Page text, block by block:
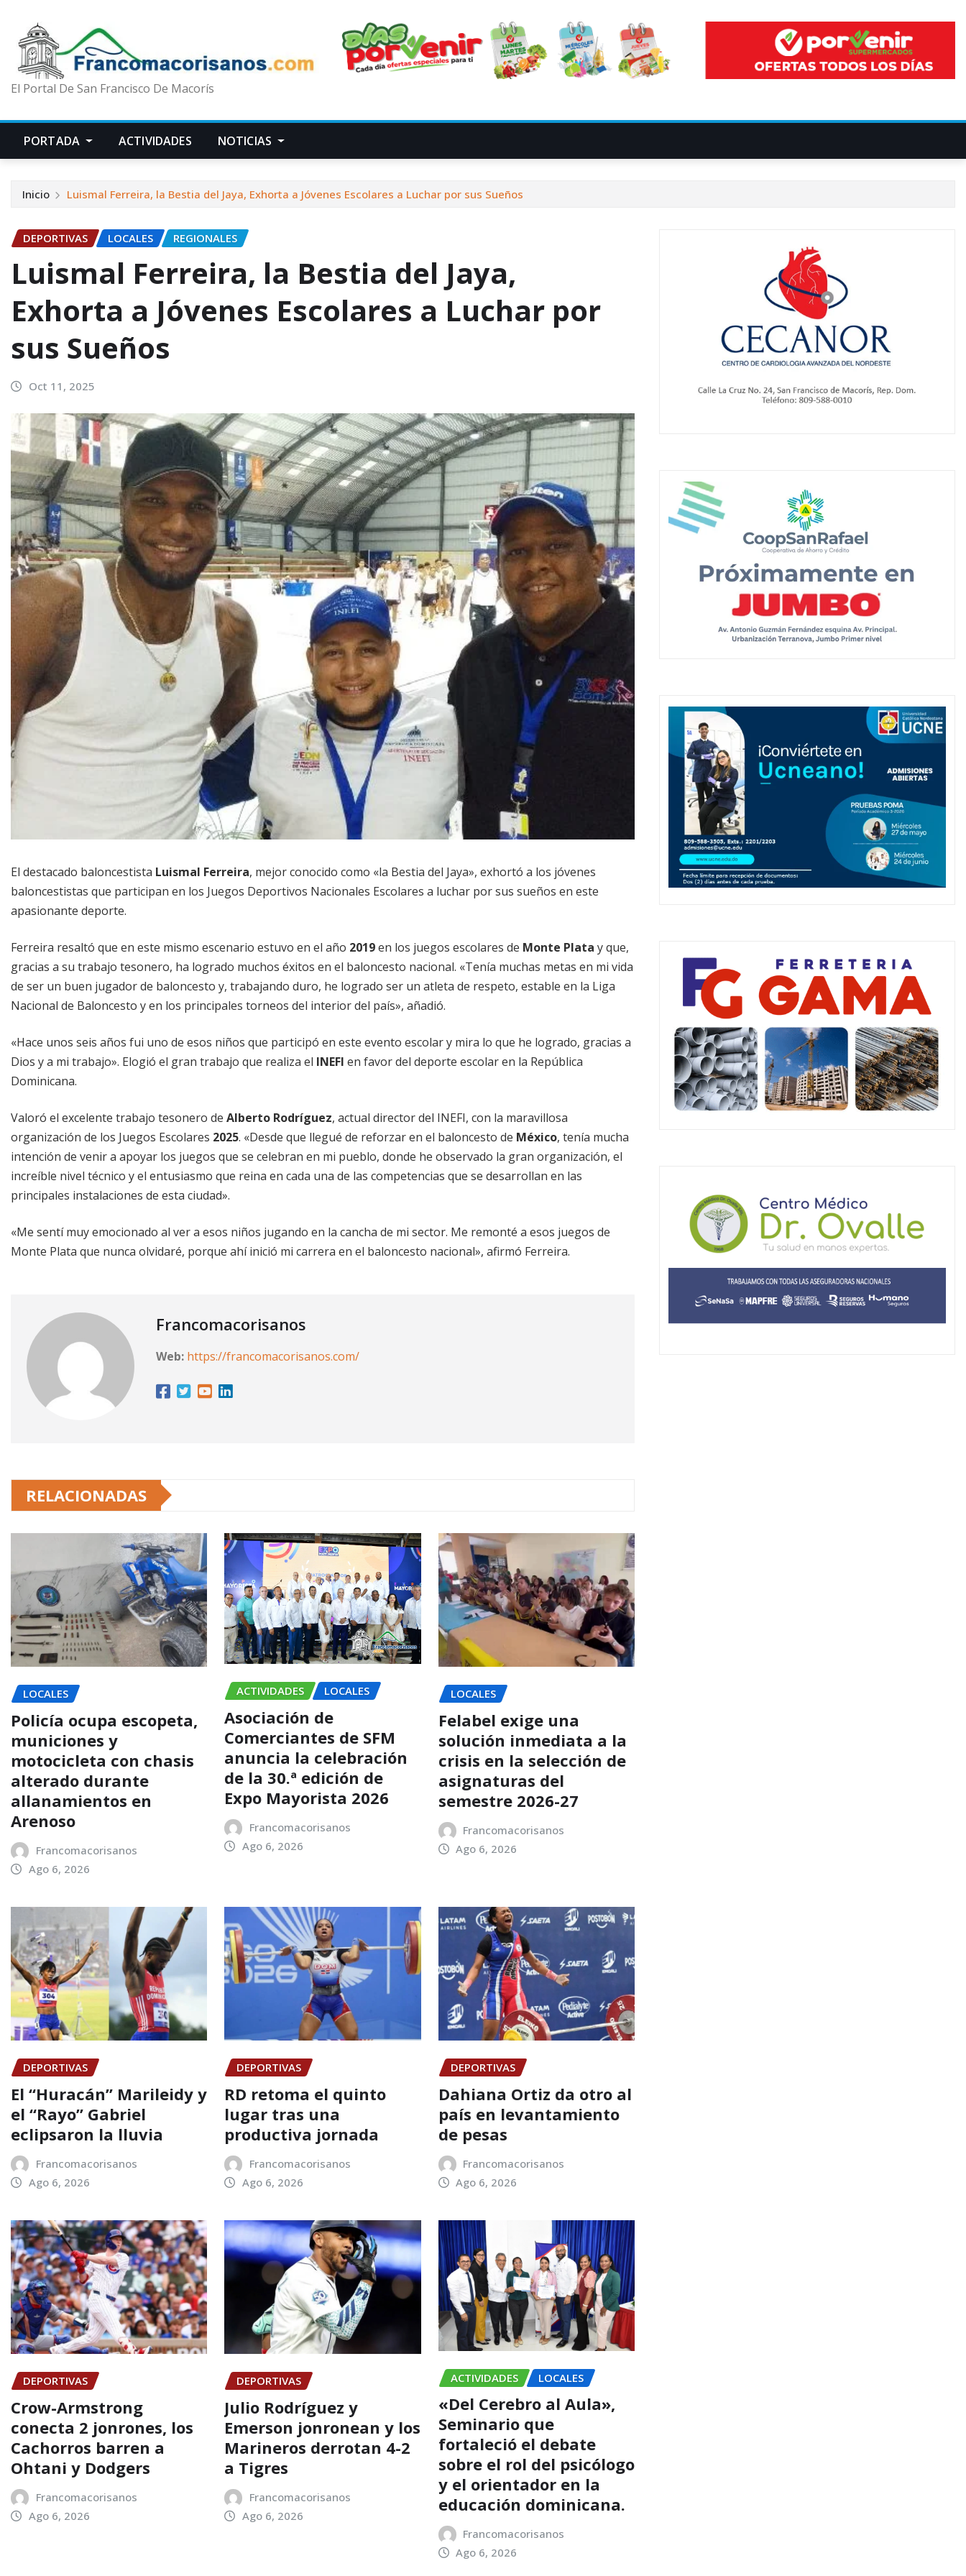
El Portal De San Francisco De Macorís
PORTADA ACTIVIDADES NOTICIAS
Inicio Luismal Ferreira, la Bestia del Jaya, Exhorta a Jóvenes Escolares a Luchar por sus Sueños
DEPORTIVAS LOCALES REGIONALES
Luismal Ferreira, la Bestia del Jaya,
Exhorta a Jóvenes Escolares a Luchar por
sus Sueños
Oct 11, 2025
El destacado baloncestista Luismal Ferreira, mejor conocido como «la Bestia del Jaya», exhortó a los jóvenes
baloncestistas que participan en los Juegos Deportivos Nacionales Escolares a luchar por sus sueños en este
apasionante deporte.
Ferreira resaltó que en este mismo escenario estuvo en el año 2019en los juegos escolares de Monte Plata y que,
gracias a su trabajo tesonero, ha logrado muchos éxitos en el baloncesto nacional. «Tenía muchas metas en mi vida
de ser un buen jugador de baloncesto y, trabajando duro, he logrado ser un atleta de respeto, estable en la Liga
Nacional de Baloncesto y en los principales torneos del interior del país», añadió.
«Hace unos seis años fui uno de esos niños que participó en este evento escolar y mira lo que he logrado, gracias a
Dios y a mi trabajo». Elogió el gran trabajo que realiza el INEFI en favor del deporte escolar en la República
Dominicana.
Valoró el excelente trabajo tesonero de Alberto Rodríguez, actual director del INEFI, con la maravillosa
organización de los Juegos Escolares 2025. «Desde que llegué de reforzar en el baloncesto de México, tenía mucha
intención de venir a apoyar los juegos que se celebran en mi pueblo, donde he observado la gran organización, el
increíble nivel técnico y el entusiasmo que reina en cada una de las competencias que se desarrollan en las
principales instalaciones de esta ciudad».
«Me sentí muy emocionado al ver a esos niños jugando en la cancha de mi sector. Me remonté a esos juegos de
Monte Plata que nunca olvidaré, porque ahí inició mi carrera en el baloncesto nacional», afirmó Ferreira.
Francomacorisanos
Web: https://francomacorisanos.com/
RELACIONADAS
LOCALES
Policía ocupa escopeta,
municiones y
motocicleta con chasis
alterado durante
allanamientos en
Arenoso
Francomacorisanos
Ago 6, 2026
ACTIVIDADES LOCALES
Asociación de
Comerciantes de SFM
anuncia la celebración
de la 30.ª edición de
Expo Mayorista 2026
Francomacorisanos
Ago 6, 2026
LOCALES
Felabel exige una
solución inmediata a la
crisis en la selección de
asignaturas del
semestre 2026-27
Francomacorisanos
Ago 6, 2026
DEPORTIVAS
El “Huracán” Marileidy y
el “Rayo” Gabriel
eclipsaron la lluvia
Francomacorisanos
Ago 6, 2026
DEPORTIVAS
RD retoma el quinto
lugar tras una
productiva jornada
Francomacorisanos
Ago 6, 2026
DEPORTIVAS
Dahiana Ortiz da otro al
país en levantamiento
de pesas
Francomacorisanos
Ago 6, 2026
DEPORTIVAS
Crow-Armstrong
conecta 2 jonrones, los
Cachorros barren a
Ohtani y Dodgers
Francomacorisanos
Ago 6, 2026
DEPORTIVAS
Julio Rodríguez y
Emerson jonronean y los
Marineros derrotan 4-2
a Tigres
Francomacorisanos
Ago 6, 2026
ACTIVIDADES LOCALES
«Del Cerebro al Aula»,
Seminario que
fortaleció el debate
sobre el rol del psicólogo
y el orientador en la
educación dominicana.
Francomacorisanos
Ago 6, 2026